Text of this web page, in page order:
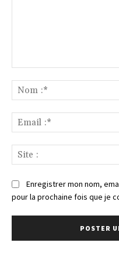
Enregistrer mon nom,
pour la prochaine fois que je